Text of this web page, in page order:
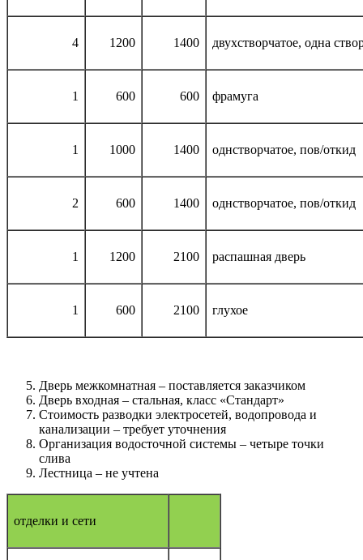
4 1200 1400 двухстворчатое, одна
1 600 600 фрамуга
1 1000 1400 однстворчатое, пов/откид
2 600 1400 однстворчатое, пов/откид
1 1200 2100 распашная дверь
1 600 2100 глухое
Дверь межкомнатная – поставляется заказчиком
Дверь входная – стальная, класс «Стандарт»
Стоимость разводки электросетей, водопровода и
канализации – требует уточнения
Организация водосточной системы – четыре точки
слива
Лестница – не учтена
отделки и сети